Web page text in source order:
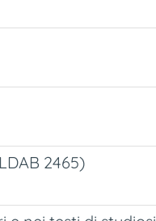
2465)